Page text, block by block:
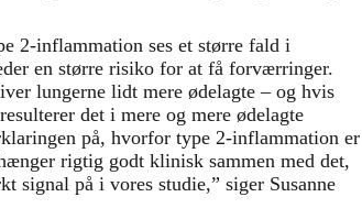
2-inflammation ses et større fald i
en større risiko for at få forværringer.
lungerne lidt mere ødelagte – og hvis
det i mere og mere ødelagte
på, hvorfor type 2-inflammation er
rigtig godt klinisk sammen med det,
signal på i vores studie,” siger Susanne